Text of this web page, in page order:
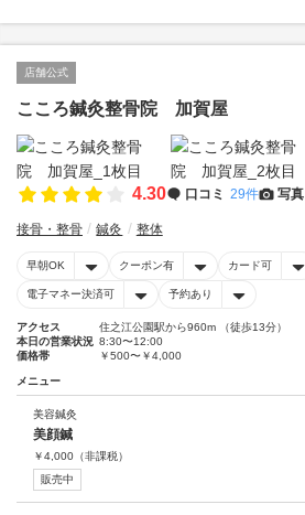
店舗公式
こころ鍼灸整骨院 加賀屋
4.30 口コミ 29件 写真
接骨・整骨 鍼灸 整体
早朝OK クーポン有 カード可
電子マネー決済可 予約あり
アクセス
住之江公園駅から960m （徒歩13分）
本日の営業状況 8:30〜12:00
価格帯
￥500〜￥4,000
メニュー
美容鍼灸
美顔鍼
￥4,000 （非課税）
販売中